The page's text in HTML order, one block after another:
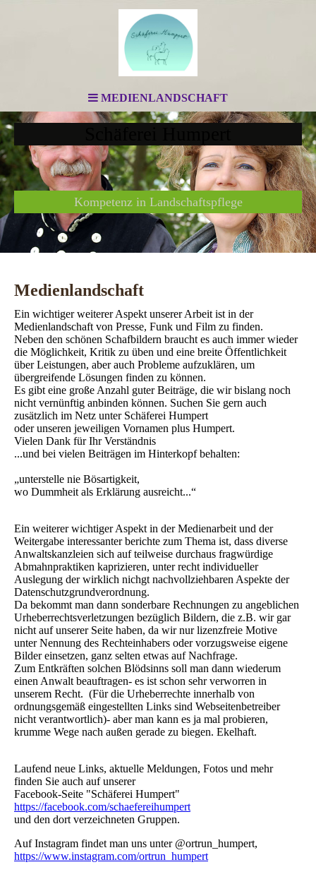
MEDIENLANDSCHAFT
Kompetenz in Landschaftspflege
Medienlandschaft
Ein wichtiger weiterer Aspekt unserer Arbeit ist in der
Medienlandschaft von Presse, Funk und Film zu finden.
Neben den schönen Schafbildern braucht es auch immer wieder
die Möglichkeit, Kritik zu üben und eine breite Öffentlichkeit
über Leistungen, aber auch Probleme aufzuklären, um
übergreifende Lösungen finden zu können.
Es gibt eine große Anzahl guter Beiträge, die wir bislang noch
nicht vernünftig anbinden können. Suchen Sie gern auch
zusätzlich im Netz unter Schäferei Humpert
oder unseren jeweiligen Vornamen plus Humpert.
Vielen Dank für Ihr Verständnis
...und bei vielen Beiträgen im Hinterkopf behalten:
„unterstelle nie Bösartigkeit,
wo Dummheit als Erklärung ausreicht...“
Ein weiterer wichtiger Aspekt in der Medienarbeit und der
Weitergabe interessanter berichte zum Thema ist, dass diverse
Anwaltskanzleien sich auf teilweise durchaus fragwürdige
Abmahnpraktiken kaprizieren, unter recht individueller
Auslegung der wirklich nichgt nachvollziehbaren Aspekte der
Datenschutzgrundverordnung.
Da bekommt man dann sonderbare Rechnungen zu angeblichen
Urheberrechtsverletzungen bezüglich Bildern, die z.B. wir gar
nicht auf unserer Seite haben, da wir nur lizenzfreie Motive
unter Nennung des Rechteinhabers oder vorzugsweise eigene
Bilder einsetzen, ganz selten etwas auf Nachfrage.
Zum Entkräften solchen Blödsinns soll man dann wiederum
einen Anwalt beauftragen- es ist schon sehr verworren in
unserem Recht. (Für die Urheberrechte innerhalb von
ordnungsgemäß eingestellten Links sind Webseitenbetreiber
nicht verantwortlich)- aber man kann es ja mal probieren,
krumme Wege nach außen gerade zu biegen. Ekelhaft.
Laufend neue Links, aktuelle Meldungen, Fotos und mehr
finden Sie auch auf unserer
Facebook-Seite "Schäferei Humpert"
https://facebook.com/schaefereihumpert
und den dort verzeichneten Gruppen.
Auf Instagram findet man uns unter @ortrun_humpert,
https://www.instagram.com/ortrun_humpert